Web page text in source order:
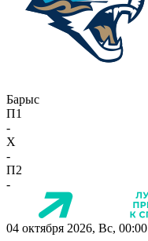
Барыс
П1
-
X
-
П2
-
04 октября 2026, Вс, 00:00